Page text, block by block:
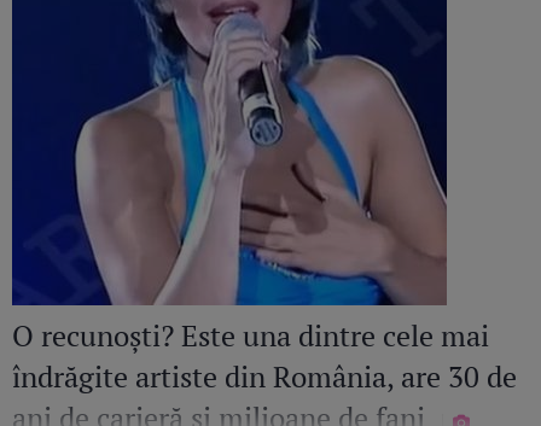
O recunoști? Este una dintre cele mai
îndrăgite artiste din România, are 30 de
ani de carieră și milioane de fani